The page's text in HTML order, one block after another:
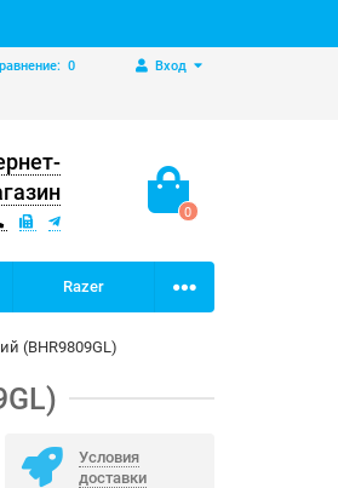
Вход
0
0
Razer
(BHR9809GL)
Условия
доставки